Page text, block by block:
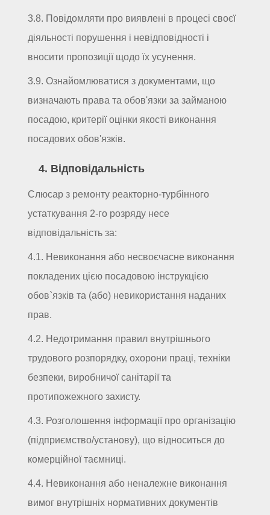
3.8. Повідомляти про виявлені в процесі своєї
діяльності порушення і невідповідності і
вносити пропозиції щодо їх усунення.
3.9. Ознайомлюватися з документами, що
визначають права та обов'язки за займаною
посадою, критерії оцінки якості виконання
посадових обов'язків.
4. Відповідальність
Слюсар з ремонту реакторно-турбінного
устаткування 2-го розряду несе
відповідальність за:
4.1. Невиконання або несвоєчасне виконання
покладених цією посадовою інструкцією
обов`язків та (або) невикористання наданих
прав.
4.2. Недотримання правил внутрішнього
трудового розпорядку, охорони праці, техніки
безпеки, виробничої санітарії та
протипожежного захисту.
4.3. Розголошення інформації про організацію
(підприємство/установу), що відноситься до
комерційної таємниці.
4.4. Невиконання або неналежне виконання
вимог внутрішніх нормативних документів